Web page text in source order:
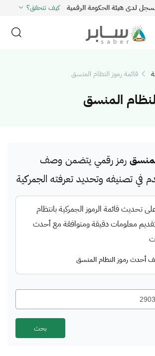
لدى هيئة الحكومة الرقمية كيف تتحقق؟
قائمة رموز النظام المنسق
المنسق
رمز رقمي يتضمن وصف
في تصنيفه وتحديد تعرفته الجمركية
تحديث قائمة الرموز الجمركية بانتظام
معلومات دقيقة ومتوافقة مع أحدث
أحدث رموز النظام المنسق